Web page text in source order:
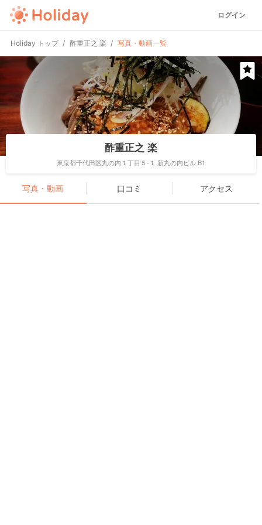
ログイン
Holiday トップ 酢重正之 楽 写真・動画一覧
酢重正之 楽
東京都千代田区丸の内１丁目５-１ 新丸の内ビル B1
写真・動画 口コミ アクセス